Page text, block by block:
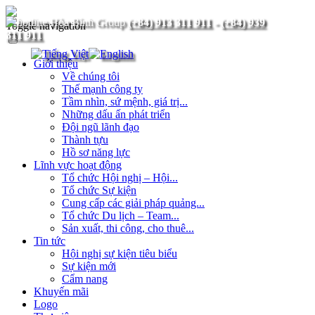
(+84) 913 311 911- (+84) 939
311 911
Toggle navigation
Giới thiệu
Về chúng tôi
Thế mạnh công ty
Tầm nhìn, sứ mệnh, giá trị...
Những dấu ấn phát triển
Đội ngũ lãnh đạo
Thành tựu
Hồ sơ năng lực
Lĩnh vực hoạt động
Tổ chức Hội nghị – Hội...
Tổ chức Sự kiện
Cung cấp các giải pháp quảng...
Tổ chức Du lịch – Team...
Sản xuất, thi công, cho thuê...
Tin tức
Hội nghị sự kiện tiêu biểu
Sự kiện mới
Cẩm nang
Khuyến mãi
Logo